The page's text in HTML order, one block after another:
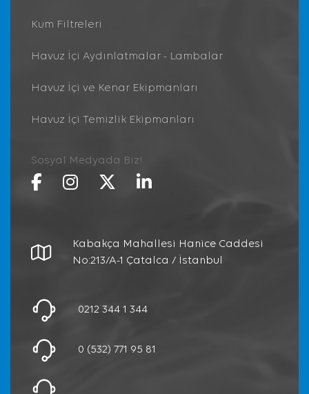
Kum Filtreleri
Havuz İçi Aydınlatmalar - Lambalar
Havuz İçi ve Kenar Ekipmanları
Havuz İçi Temizlik Ekipmanları
Sosyal Medyada Biz!
Kabakça Mahallesi Hanice Caddesi
No:213/A-1 Çatalca / İstanbul
0212 344 1 344
0 (532) 771 95 81